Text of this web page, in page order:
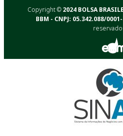
Copyright © 2024 BOLSA
BBM - CNPJ: 05.342.088/